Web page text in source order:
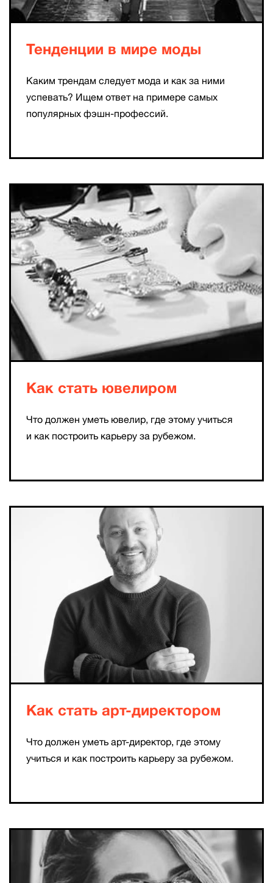
Тенденции в мире моды
Каким трендам следует мода и как за ними
успевать? Ищем ответ на примере самых
популярных фэшн-профессий.
Как стать ювелиром
Что должен уметь ювелир, где этому учиться
и как построить карьеру за рубежом.
Как стать арт-директором
Что должен уметь арт-директор, где этому
учиться и как построить карьеру за рубежом.